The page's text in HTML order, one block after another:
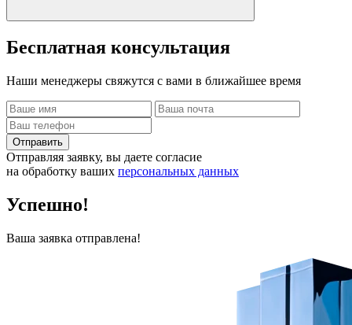
Бесплатная консультация
Наши менеджеры свяжутся с вами в ближайшее время
Отправить
Отправляя заявку, вы даете согласие
на обработку ваших персональных данных
Успешно!
Ваша заявка отправлена!